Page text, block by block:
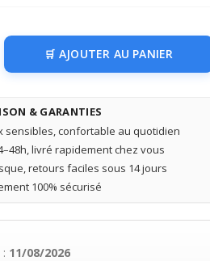
AJOUTER AU PANIER
& GARANTIES
sensibles, confortable au quotidien
livré rapidement chez vous
retours faciles sous 14 jours
100% sécurisé
11/08/2026